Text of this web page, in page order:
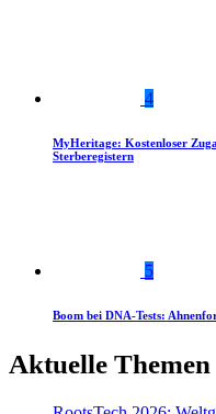
4
MyHeritage: Kostenloser
Sterberegistern
5
Boom bei DNA-Tests:
Aktuelle Themen